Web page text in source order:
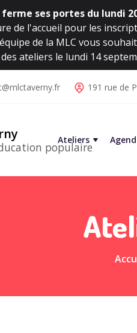
ferme ses portes du lundi
de l'accueil pour les
de la MLC vous
ateliers le lundi 14
191 rue de
populaire
Ateliers